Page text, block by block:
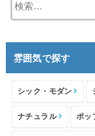
雰囲気で探す
シック・モダン
ナチュラル ポッ